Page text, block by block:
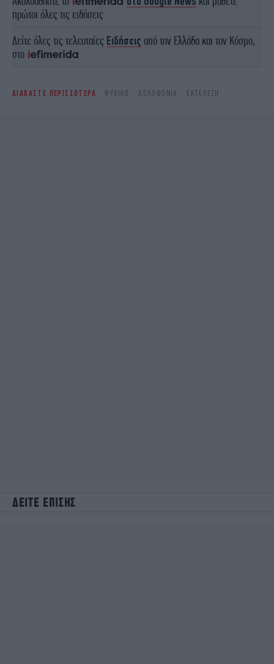
πρώτοι όλες τις ειδήσεις
Δείτε όλες τις τελευταίες Ειδήσεις από την Ελλάδα και τον Κόσμο,
στο
ΔΙΑΒΑΣΤΕ ΠΕΡΙΣΣΟΤΕΡΑ ΨΥΧΙΚΌ ΔΟΛΟΦΟΝΊΑ ΕΚΤΈΛΕΣΗ
ΔΕΙΤΕ ΕΠΙΣΗΣ